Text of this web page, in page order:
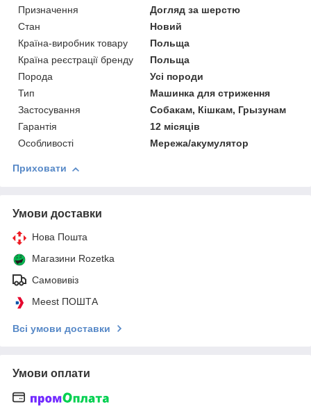
Призначення
Догляд за шерстю
Стан
Новий
Країна-виробник товару
Польща
Країна реєстрації бренду
Польща
Порода
Усі породи
Тип
Машинка для стриження
Застосування
Собакам, Кішкам, Грызунам
Гарантія
12 місяців
Особливості
Мережа/акумулятор
Приховати
Умови доставки
Нова Пошта
Магазини Rozetka
Самовивіз
Meest ПОШТА
Всі умови доставки
Умови оплати